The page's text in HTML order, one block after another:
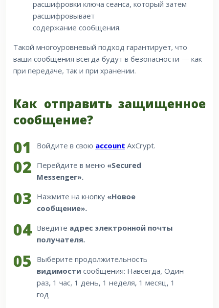
расшифровки ключа сеанса, который затем
расшифровывает
содержание сообщения.
Такой многоуровневый подход гарантирует, что
ваши сообщения всегда будут в безопасности — как
при передаче, так и при хранении.
Как отправить защищенное
сообщение?
Войдите в свою account AxCrypt.
Перейдите в меню «Secured
Messenger».
Нажмите на кнопку «Новое
сообщение».
Введите адрес электронной почты
получателя.
Выберите продолжительность
видимости сообщения: Навсегда, Один
раз, 1 час, 1 день, 1 неделя, 1 месяц, 1
год